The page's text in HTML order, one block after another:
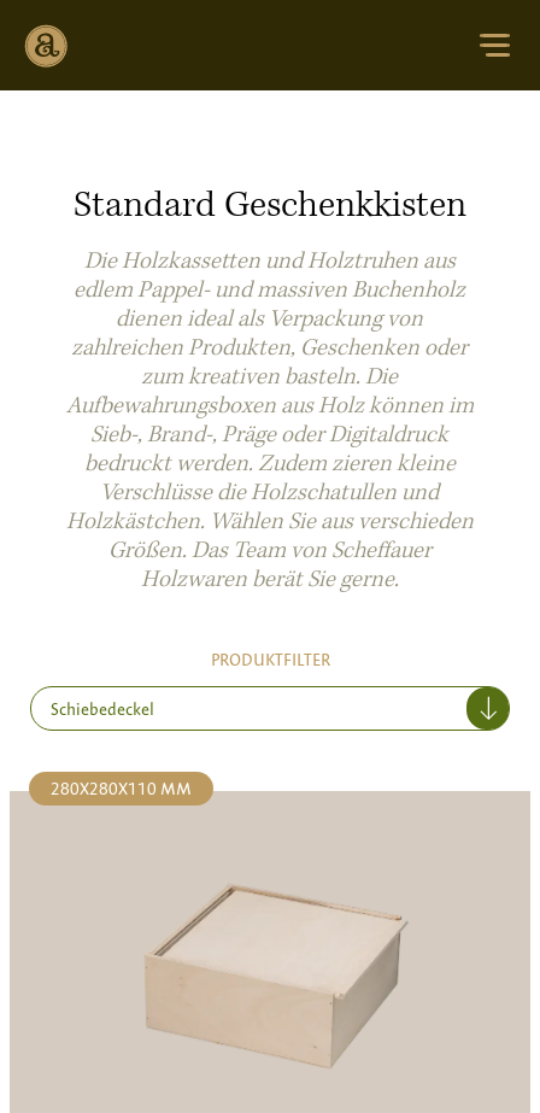
Standard Geschenkkisten
Die Holzkassetten und Holztruhen aus
edlem Pappel- und massiven Buchenholz
dienen ideal als Verpackung von
zahlreichen Produkten, Geschenken oder
zum kreativen basteln. Die
Aufbewahrungsboxen aus Holz können im
Sieb-, Brand-, Präge oder Digitaldruck
bedruckt werden. Zudem zieren kleine
Verschlüsse die Holzschatullen und
Holzkästchen. Wählen Sie aus verschieden
Größen. Das Team von Scheffauer
Holzwaren berät Sie gerne.
PRODUKTFILTER
Schiebedeckel
280X280X110 MM